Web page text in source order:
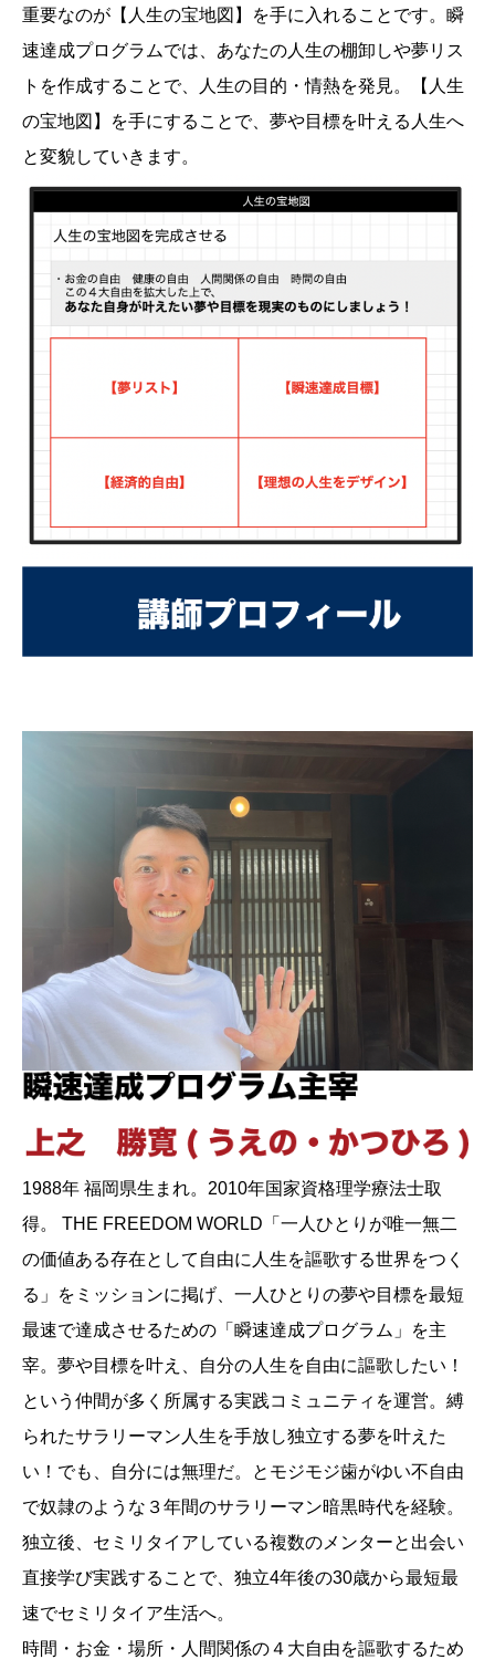
重要なのが【人生の宝地図】を手に入れることです。瞬
速達成プログラムでは、あなたの人生の棚卸しや夢リス
トを作成することで、人生の目的・情熱を発見。【人生
の宝地図】を手にすることで、夢や目標を叶える人生へ
と変貌していきます。
1988年 福岡県生まれ。2010年国家資格理学療法士取
得。 THE FREEDOM WORLD「一人ひとりが唯一無二
の価値ある存在として自由に人生を謳歌する世界をつく
る」をミッションに掲げ、一人ひとりの夢や目標を最短
最速で達成させるための「瞬速達成プログラム」を主
宰。夢や目標を叶え、自分の人生を自由に謳歌したい！
という仲間が多く所属する実践コミュニティを運営。縛
られたサラリーマン人生を手放し独立する夢を叶えた
い！でも、自分には無理だ。とモジモジ歯がゆい不自由
で奴隷のような３年間のサラリーマン暗黒時代を経験。
独立後、セミリタイアしている複数のメンターと出会い
直接学び実践することで、独立4年後の30歳から最短最
速でセミリタイア生活へ。
時間・お金・場所・人間関係の４大自由を謳歌するため